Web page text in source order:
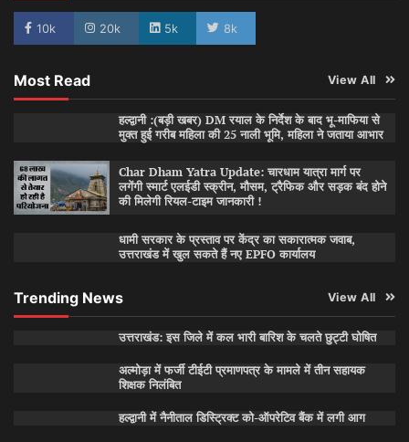
10k 20k 5k 8k
Most Read View All
हल्द्वानी :(बड़ी खबर) DM रयाल के निर्देश के बाद भू-माफिया से
मुक्त हुई गरीब महिला की 25 नाली भूमि, महिला ने जताया आभार
Char Dham Yatra Update: चारधाम यात्रा मार्ग पर
लगेंगी स्मार्ट एलईडी स्क्रीन, मौसम, ट्रैफिक और सड़क बंद होने
की मिलेगी रियल-टाइम जानकारी !
धामी सरकार के प्रस्ताव पर केंद्र का सकारात्मक जवाब,
उत्तराखंड में खुल सकते हैं नए EPFO कार्यालय
Trending News View All
उत्तराखंड: इस जिले में कल भारी बारिश के चलते छुट्टी घोषित
अल्मोड़ा में फर्जी टीईटी प्रमाणपत्र के मामले में तीन सहायक
शिक्षक निलंबित
हल्द्वानी में नैनीताल डिस्ट्रिक्ट को-ऑपरेटिव बैंक में लगी आग